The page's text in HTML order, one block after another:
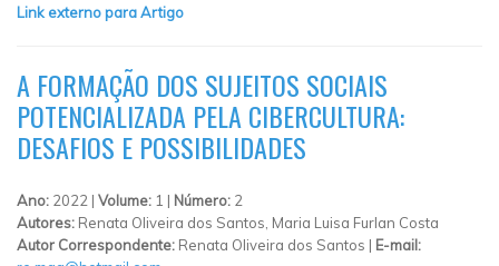
Link externo para Artigo
A FORMAÇÃO DOS SUJEITOS SOCIAIS
POTENCIALIZADA PELA CIBERCULTURA:
DESAFIOS E POSSIBILIDADES
Ano: 2022 | Volume: 1 | Número: 2
Autores: Renata Oliveira dos Santos, Maria Luisa Furlan Costa
Autor Correspondente: Renata Oliveira dos Santos | E-mail: